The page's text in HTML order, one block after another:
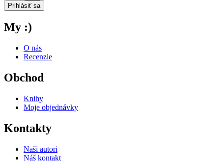
Prihlásiť sa
My :)
O nás
Recenzie
Obchod
Knihy
Moje objednávky
Kontakty
Naši autori
Náš kontakt